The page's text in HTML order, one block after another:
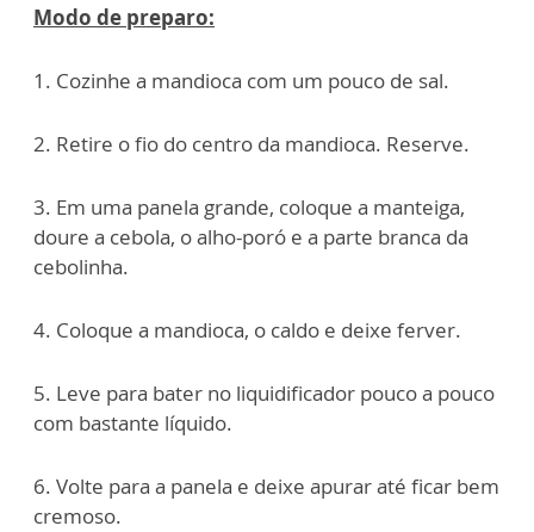
Modo de preparo:
1. Cozinhe a mandioca com um pouco de sal.
2. Retire o fio do centro da mandioca. Reserve.
3. Em uma panela grande, coloque a manteiga,
doure a cebola, o alho-poró e a parte branca da
cebolinha.
4. Coloque a mandioca, o caldo e deixe ferver.
5. Leve para bater no liquidificador pouco a pouco
com bastante líquido.
6. Volte para a panela e deixe apurar até ficar bem
cremoso.